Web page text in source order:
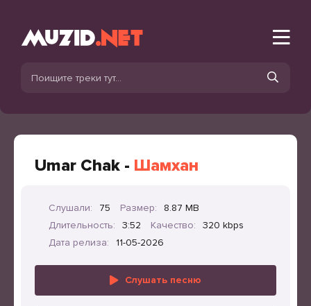
Umar Chak - Шамхан
Слушали: 75 Размер:
8.87 MB
Длительность:
3:52 Качество:
320 kbps
Дата релиза:
11-05-2026
Слушать песню